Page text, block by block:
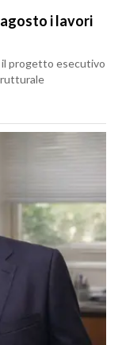
i lavori
il progetto esecutivo